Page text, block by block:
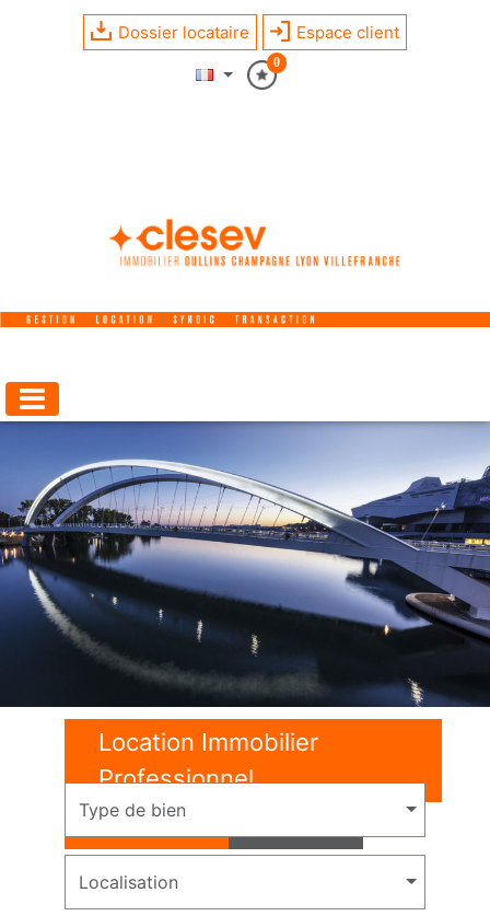
Dossier locataire Espace client
0
Location Immobilier
Professionnel
Location
Type de bien
Localisation